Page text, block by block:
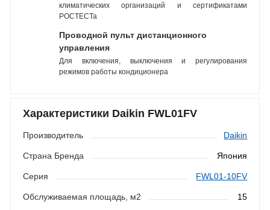
климатических организаций и сертификатами
РОСТЕСТа
Проводной пульт дистанционного
управления
Для включения, выключения и регулирования
режимов работы кондиционера
Характеристики Daikin FWL01FV
Производитель Daikin
Страна Бренда Япония
Серия FWL01-10FV
Обслуживаемая площадь, м2 15